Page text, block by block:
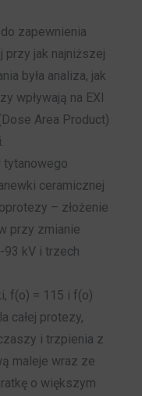
zapewnienia
przy jak najniższej
była analiza, jak
wpływają na EXI
Area Product)
tytanowego
ceramicznej
– złożenie
przy zmianie
93 kV i trzech
f(o) = 115 i f(o)
całej protezy,
i trzpienia z
maleje wraz ze
o większym